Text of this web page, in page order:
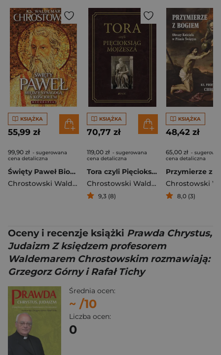
KSIĄŻKA
55,99 zł
99,90 zł - sugerowana
cena detaliczna
Święty Paweł Biografia
Chrostowski Waldemar
KSIĄŻKA
70,77 zł
119,00 zł - sugerowana
cena detaliczna
Tora czyli Pięcioksiąg Mojżesza
Chrostowski Waldemar
9,3 (8)
KSIĄŻKA
48,42 zł
65,00 zł -
cena detaliczna
8,0 (3)
Oceny i recenzje książki Prawda Chrystus,
Judaizm Z księdzem profesorem
Waldemarem Chrostowskim rozmawiają:
Grzegorz Górny i Rafał Tichy
Średnia ocen:
~ /10
Liczba ocen:
0